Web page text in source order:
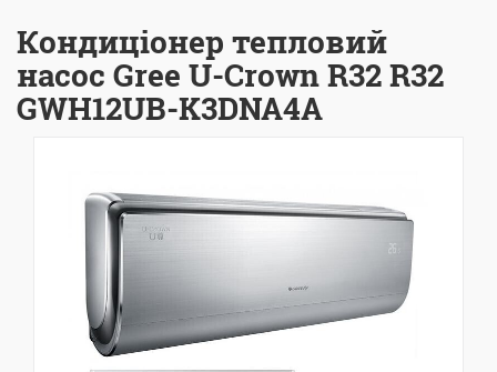
Кондиціонер тепловий
насос Gree U-Crown R32 R32
GWH12UB-K3DNA4A